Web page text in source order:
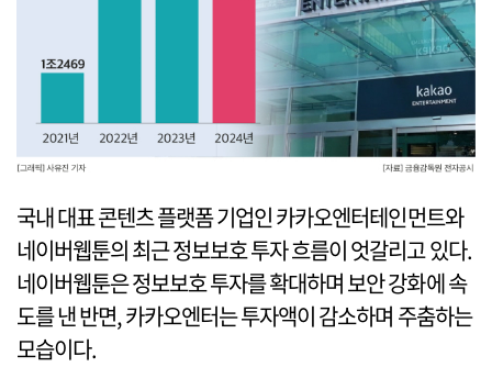
국내 대표 콘텐츠 플랫폼 기업인 카카오엔터테인먼트와
네이버웹툰의 최근 정보보호 투자 흐름이 엇갈리고 있다.
네이버웹툰은 정보보호 투자를 확대하며 보안 강화에 속
도를 낸 반면, 카카오엔터는 투자액이 감소하며 주춤하는
모습이다.